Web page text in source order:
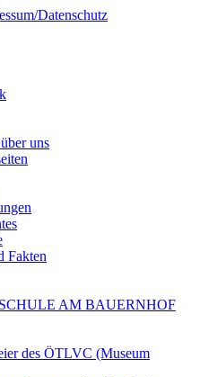
Datenschutz
uns
Fakten
SCHULE AM BAUERNHOF
des ÖTLVC (Museum